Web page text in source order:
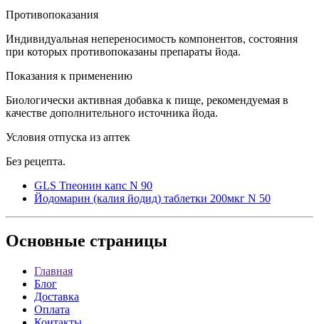
Противопоказания
Индивидуальная непереносимость компонентов, состояния
при которых противопоказаны препараты йода.
Показания к применению
Биологически активная добавка к пище, рекомендуемая в
качестве дополнительного источника йода.
Условия отпуска из аптек
Без рецепта.
GLS Тпеонин капс N 90
Йодомарин (калия йодид) таблетки 200мкг N 50
Основные страницы
Главная
Блог
Доставка
Оплата